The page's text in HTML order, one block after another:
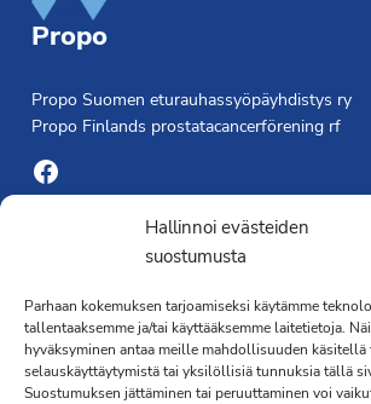
Hallinnoi evästeiden
suostumusta
Parhaan kokemuksen tarjoamiseksi käytämme
tallentaaksemme ja/tai käyttääksemme laitetietoja.
hyväksyminen antaa meille mahdollisuuden käsitellä
selauskäyttäytymistä tai yksilöllisiä tunnuksia tällä
Suostumuksen jättäminen tai peruuttaminen voi
Propo
Propo Suomen eturauhassyöpäyhdistys ry
Propo Finlands prostatacancerförening rf
Facebook
Yhdistyksen toimisto
Laivapojankatu 3 C, 00180 Helsinki
toimisto@propo.fi
Saavutettavuusseloste »
Toiminnanjohtaja